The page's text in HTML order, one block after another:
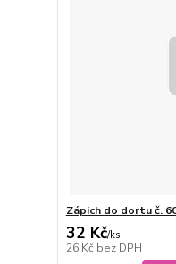
Zápich do dortu č.
32 Kč/ks
26 Kč bez DPH